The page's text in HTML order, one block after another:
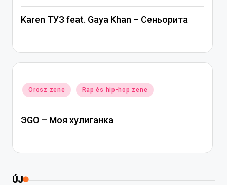
Karen ТУЗ feat. Gaya Khan – Сеньорита
Posted
in
Orosz zene Rap és hip-hop zene
ЭGO – Моя хулиганка
ÚJ